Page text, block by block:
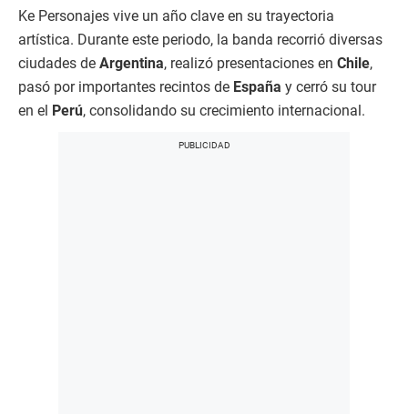
Ke Personajes vive un año clave en su trayectoria
artística. Durante este periodo, la banda recorrió diversas
ciudades de Argentina, realizó presentaciones en Chile,
pasó por importantes recintos de España y cerró su tour
en el Perú, consolidando su crecimiento internacional.